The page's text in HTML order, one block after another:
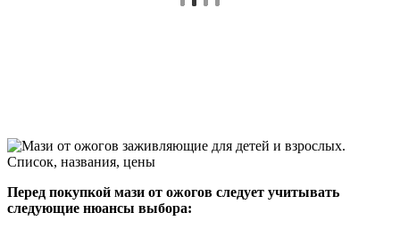
Перед покупкой мази от ожогов следует учитывать
следующие нюансы выбора: